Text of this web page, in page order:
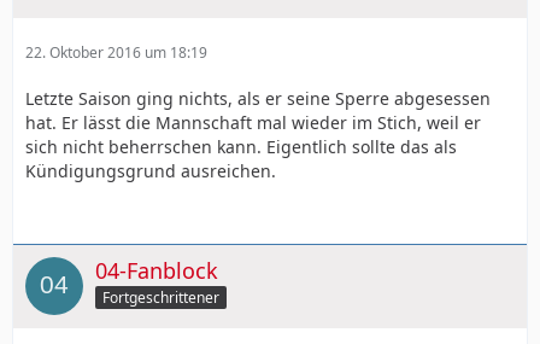
22. Oktober 2016 um 18:19
Letzte Saison ging nichts, als er seine Sperre abgesessen
hat. Er lässt die Mannschaft mal wieder im Stich, weil er
sich nicht beherrschen kann. Eigentlich sollte das als
Kündigungsgrund ausreichen.
04-Fanblock
Fortgeschrittener